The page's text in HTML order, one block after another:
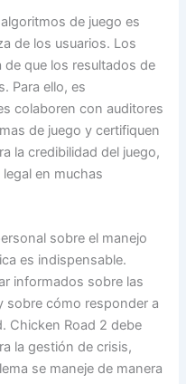
de juego es
de los usuarios. Los
de que los resultados de
Para ello, es
colaboren con auditores
de juego y certifiquen
la credibilidad del juego,
en muchas
sobre el manejo
es indispensable.
informados sobre las
sobre cómo responder a
Chicken Road 2 debe
la gestión de crisis,
se maneje de manera